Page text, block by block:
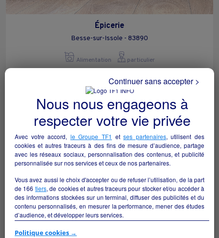
Épicerie
Besse-sur-Issole - 83890
Alimentation particulier
Brasserie PMU
Nous nous engageons à
respecter votre vie privée
Avec votre accord, le Groupe TF1 etses partenaires, utilisent des
cookies et autres traceurs à des fins de mesure d’audience, partage
avec les réseaux sociaux, personnalisation des contenus, et publicité
personnalisée sur nos services et ceux de nos partenaires.
Vous avez aussi le choix d'accepter ou de refuser l’utilisation, de la part
de 166 tiers, de cookies et autres traceurs pour stocker et/ou accéder à
des informations stockées sur un terminal, diffuser des publicités et du
contenu personnalisés, en mesurer la performance, mener des études
d’audience, et développer leurs services.
Si vous continuez sans accepter, les fonctionnalités liées à la
Politique cookies →
Continuer sans accepter >